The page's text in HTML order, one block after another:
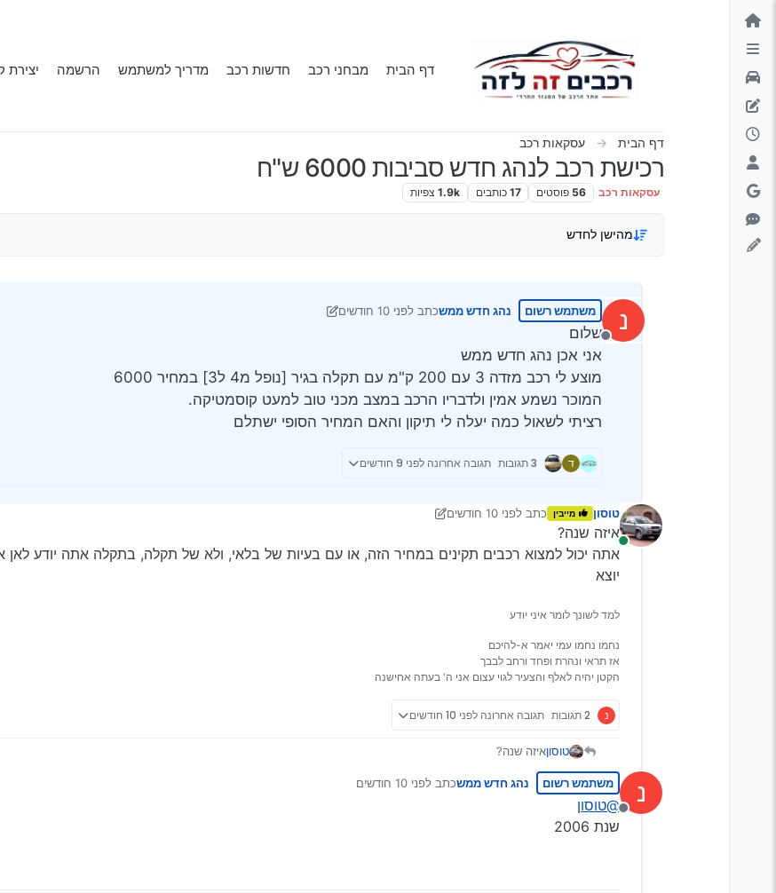
דילוג לתוכן
דף הבית מבחני רכב חדשות רכב מדריך למשתמש הרשמה יצירת
דף הבית עסקאות רכב
רכישת רכב לנהג חדש סביבות 6000 ש"ח
עסקאות רכב 56 פוסטים 17 כותבים 1.9k צפיות
מהישן לחדש
נ
מנותק
משתמש רשום נהג חדש ממשכתב לפני 10 חודשים
נערך לאחרונה על ידי יוני
שלום
אני אכן נהג חדש ממש
מוצע לי רכב מזדה 3 עם 200 ק"מ עם תקלה בגיר [נופל מ4 ל3] במחיר 6000
המוכר נשמע אמין ולדבריו הרכב במצב מכני טוב למעט קוסמטיקה.
רציתי לשאול כמה יעלה לי תיקון והאם המחיר הסופי ישתלם
ד 3 תגובות תגובה אחרונה לפני 9 חודשים
מחובר
טוסון מייבין כתב לפני 10 חודשים
נערך לאחרונה על ידי טוסון
איזה שנה?
אתה יכול למצוא רכבים תקינים במחיר הזה, או עם בעיות של בלאי, ולא של תקלה, בתקלה אתה יודע
יוצא
למד לשונך לומר איני יודע
נחמו נחמו עמי יאמר א-להיכם
אז תראי ונהרת ופחד ורחב לבבך
הקטן יהיה לאלף והצעיר לגוי עצום אני ה' בעתה אחישנה
נ 2 תגובות תגובה אחרונה לפני 10 חודשים
טוסוןאיזה שנה?
אתה יכול למצוא רכבים תקינים במחיר הזה, או עם בעיות של בלאי, ולא של תקלה, בתקלה אתה יודע לאן אתה
נ
מנותק
משתמש רשום נהג חדש ממשכתב לפני 10 חודשים
נערך לאחרונה על ידי
@טוסון
שנת 2006